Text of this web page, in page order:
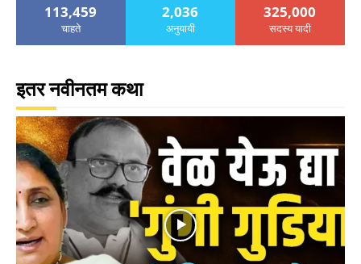
113,459
चाहते
2,036
अनुयायी
325,000
सदस्य यादी
इतर नवीनतम कथा